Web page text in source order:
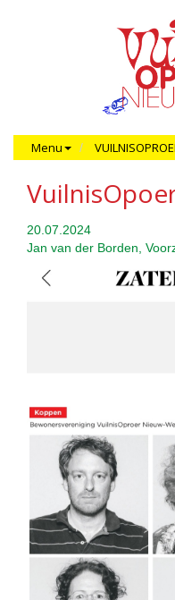
Menu
20.07.2024
Jan van der Borden,